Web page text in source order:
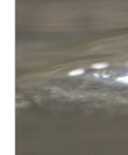
für Rheinland-